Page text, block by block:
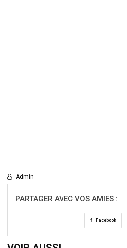
Admin
PARTAGER AVEC VOS AMIES :
Facebook